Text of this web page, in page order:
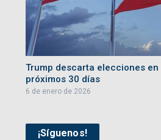
Trump descarta elecciones
próximos 30 días
6 de enero de 2026
¡Síguenos!